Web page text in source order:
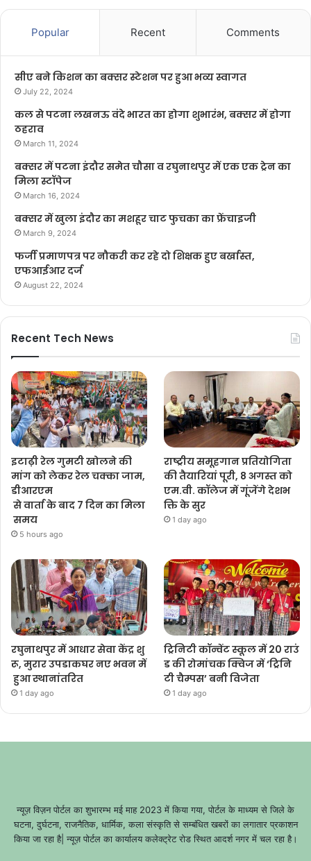
Popular Recent Comments
सीए बने किशन का बक्सर स्टेशन पर हुआ भव्य स्वागत
July 22, 2024
कल से पटना लखनऊ वंदे भारत का होगा शुभारंभ, बक्सर में होगा
ठहराव
March 11, 2024
बक्सर में पटना इंदौर समेत चौसा व रघुनाथपुर में एक एक ट्रेन का
मिला स्टॉपेज
March 16, 2024
बक्सर में खुला इंदौर का मशहूर चाट फुचका का फ्रेंचाइजी
March 9, 2024
फर्जी प्रमाणपत्र पर नौकरी कर रहे दो शिक्षक हुए बर्खास्त,
एफआईआर दर्ज
August 22, 2024
Recent Tech News
इटाढ़ी रेल गुमटी खोलने की
मांग को लेकर रेल चक्का जाम,
डीआरएम
से वार्ता के बाद 7 दिन का मिला
समय
5 hours ago
राष्ट्रीय समूहगान प्रतियोगिता
की तैयारियां पूरी, 8 अगस्त को
एम.वी. कॉलेज में गूंजेंगे देशभ
क्ति के सुर
1 day ago
रघुनाथपुर में आधार सेवा केंद्र शु
रू, मुरार उपडाकघर नए भवन में
हुआ स्थानांतरित
1 day ago
ट्रिनिटी कॉन्वेंट स्कूल में 20 राउं
ड की रोमांचक क्विज में ‘ट्रिनि
टी चैम्पस’ बनी विजेता
1 day ago
न्यूज़ विज़न पोर्टल का शुभारम्भ मई माह 2023 में किया गया, पोर्टल के माध्यम से जिले के
घटना, दुर्घटना, राजनैतिक, धार्मिक, कला संस्कृति से सम्बंधित खबरों का लगातार प्रकाशन
किया जा रहा है| न्यूज़ पोर्टल का कार्यालय कलेक्ट्रेट रोड स्थित आदर्श नगर में चल रहा है।